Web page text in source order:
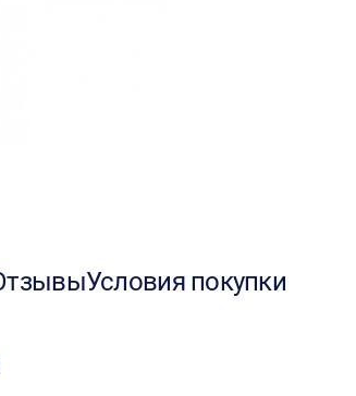
Условия покупки